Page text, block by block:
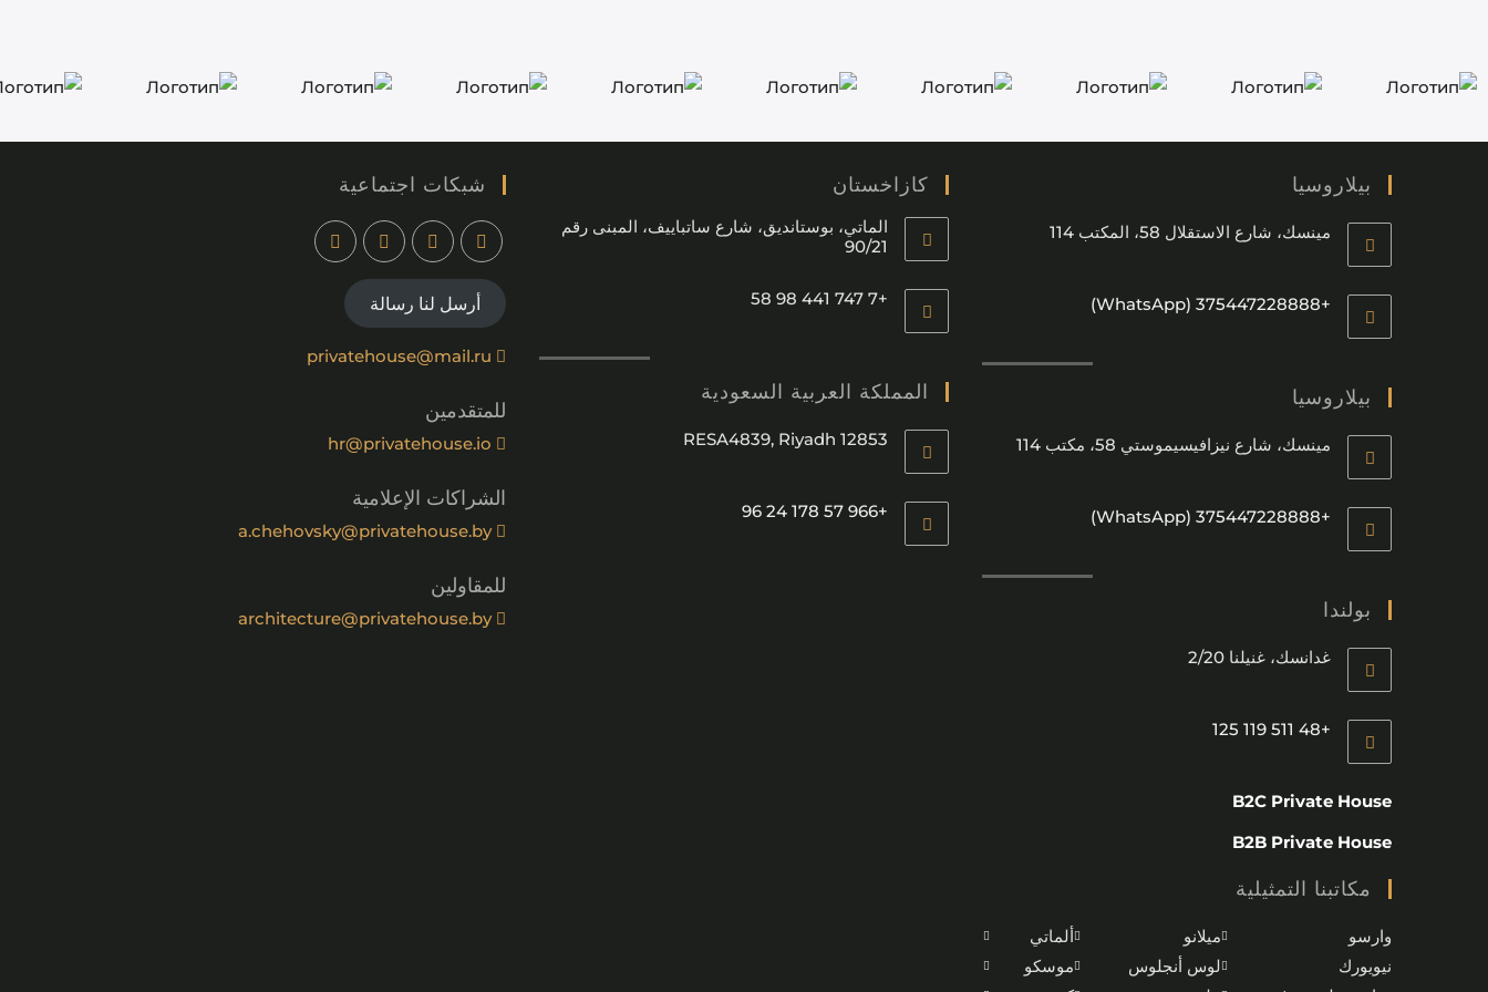
بيلاروسيا
مينسك، شارع الاستقلال 58، المكتب 114
+375447228888 (WhatsApp)
بيلاروسيا
مينسك، شارع نيزافيسيموستي 58، مكتب 114
+375447228888 (WhatsApp)
بولندا
غدانسك، غنيلنا 2/20
+48 511 119 125
B2C Private House
B2B Private House
مكاتبنا التمثيلية
وارسو ميلانو
ألماتي
نيويورك
لوس أنجلوس
موسكو
كازاخستان
الماتي، بوستانديق، شارع ساتباييف، المبنى رقم
90/21
+7 747 441 98 58
المملكة العربية السعودية
RESA4839, Riyadh 12853
+966 57 178 24 96
شبكات اجتماعية
أرسل لنا رسالة
privatehouse@mail.ru
للمتقدمين
hr@privatehouse.io
الشراكات الإعلامية
a.chehovsky@privatehouse.by
للمقاولين
architecture@privatehouse.by